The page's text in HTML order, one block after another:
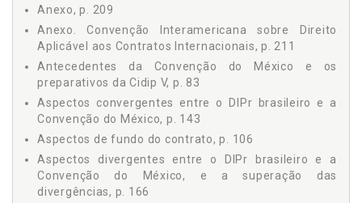
2.1 Noções gerais sobre a Convenção do México, p. 80
2.1.1 Localização da Convenção do México, p. 80
2.1.2 Os antecedentes da Convenção do México e os
preparativos da Cidip V, p. 83
2.1.3 A realização da Cidip V e a aprovação da
Convenção do México, p. 87
2.2 Preâmbulo e Âmbito de aplicação da Convenção, p. 88
2.2.1 Preâmbulo, p. 88
2.2.2 Contratos Internacionais, p. 91
2.2.3 Abrangência da Convenção, p. 95
2.2.4 Espécies de contratos excluídos da Convenção, p.
Anexo, p. 209
Anexo. Convenção Interamericana sobre Direito
Aplicável aos Contratos Internacionais, p. 211
Antecedentes da Convenção do México e os
preparativos da Cidip V, p. 83
Aspectos convergentes entre o DIPr brasileiro e a
Convenção do México, p. 143
Aspectos de fundo do contrato, p. 106
Aspectos divergentes entre o DIPr brasileiro e a
Convenção do México, e a superação das
divergências, p. 166